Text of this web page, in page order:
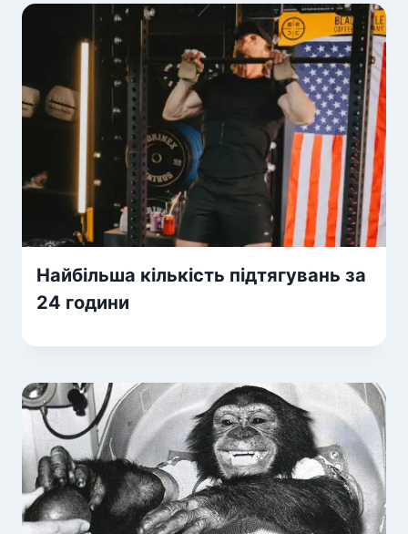
Найбільша кількість підтягувань за
24 години